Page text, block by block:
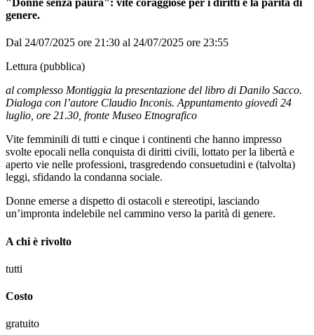
"Donne senza paura": vite coraggiose per i diritti e la parità di
genere.
Dal 24/07/2025 ore 21:30 al 24/07/2025 ore 23:55
Lettura (pubblica)
al complesso Montiggia la presentazione del libro di Danilo Sacco.
Dialoga con l’autore Claudio Inconis. Appuntamento giovedì 24
luglio, ore 21.30, fronte Museo Etnografico
Vite femminili di tutti e cinque i continenti che hanno impresso
svolte epocali nella conquista di diritti civili, lottato per la libertà e
aperto vie nelle professioni, trasgredendo consuetudini e (talvolta)
leggi, sfidando la condanna sociale.
Donne emerse a dispetto di ostacoli e stereotipi, lasciando
un’impronta indelebile nel cammino verso la parità di genere.
A chi è rivolto
tutti
Costo
gratuito